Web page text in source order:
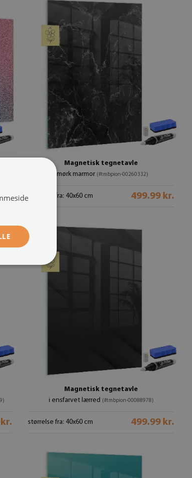
Magnetisk tegnetavle
i mørk marmor (#tmbpion-00260332)
størrelse fra: 40x60 cm 499.99 kr.
Magnetisk tegnetavle
i ensfarvet lærred (#tmbpion-00088978)
størrelse fra: 40x60 cm 499.99 kr.